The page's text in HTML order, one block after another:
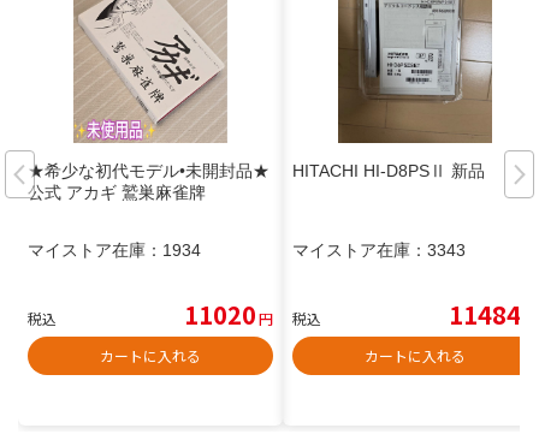
★希少な初代モデル•未開封品★
公式 アカギ 鷲巣麻雀牌
マイストア在庫： 1934
税込 11020円
カートに入れる
HITACHI HI-D8PSⅡ 新品
マイストア在庫： 3343
税込 11484
カートに入れる